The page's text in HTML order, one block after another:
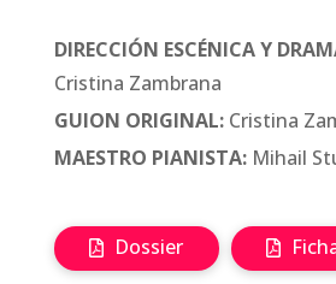
DIRECCIÓN ESCÉNICA Y
Cristina Zambrana
GUION ORIGINAL:Cristina
MAESTRO PIANISTA:Mihail
Dossier